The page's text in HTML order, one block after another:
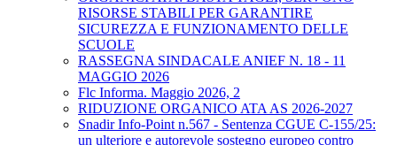
RISORSE STABILI PER GARANTIRE
SICUREZZA E FUNZIONAMENTO DELLE
SCUOLE
RASSEGNA SINDACALE ANIEF N. 18 - 11
MAGGIO 2026
Flc Informa. Maggio 2026, 2
RIDUZIONE ORGANICO ATA AS 2026-2027
Snadir Info-Point n.567 - Sentenza CGUE C‑155/25:
un ulteriore e autorevole sostegno europeo contro